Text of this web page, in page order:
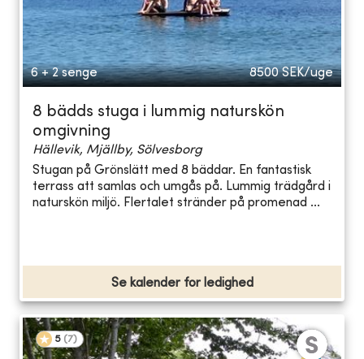
6 + 2 senge 8500 SEK/uge
8 bädds stuga i lummig naturskön
omgivning
Hällevik, Mjällby, Sölvesborg
Stugan på Grönslätt med 8 bäddar. En fantastisk
terrass att samlas och umgås på. Lummig trädgård i
naturskön miljö. Flertalet stränder på promenad ...
Se kalender for ledighed
5 (7)